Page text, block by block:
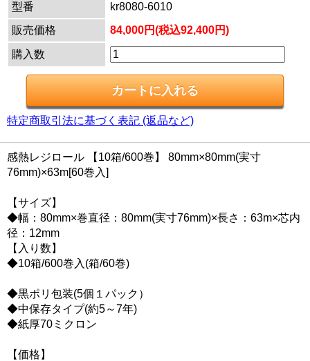
型番
kr8080-6010
販売価格
84,000円(税込92,400円)
購入数
特定商取引法に基づく表記 (返品など)
感熱レジロール 【10箱/600巻】 80mm×80mm(実寸
76mm)×63m[60巻入]
【サイズ】
◆幅：80mm×巻直径：80mm(実寸76mm)×長さ：63m×芯内
径：12mm
【入り数】
◆10箱/600巻入(箱/60巻)
◆黒ポリ包装(5個１パック）
◆中保存タイプ(約5～7年)
◆紙厚70ミクロン
【価格】